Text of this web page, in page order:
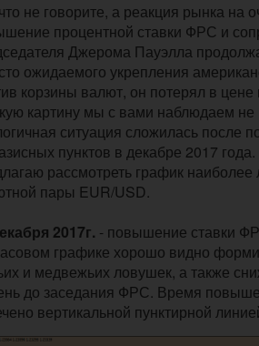
не говорите, а реакция рынка на
процентной ставки ФРС и
Джерома Пауэлла
ожидаемого укрепления
корзины валют, он потерял в цене
картину мы с вами наблюдаем
ситуация сложилась после
пунктов в декабре 2017
рассмотреть график наиболее
пары EUR/USD.
2017г. - повышение ставки
графике хорошо видно
и медвежьих ловушек, а также
до заседания ФРС. Время
вертикальной пунктирной